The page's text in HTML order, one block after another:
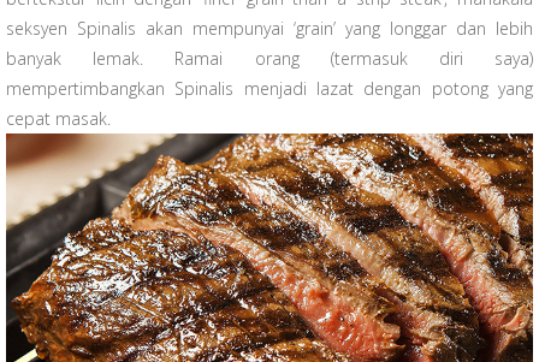
seksyen Spinalis akan mempunyai ‘grain’ yang longgar dan lebih
banyak lemak. Ramai orang (termasuk diri saya)
mempertimbangkan Spinalis menjadi lazat dengan potong yang
cepat masak.